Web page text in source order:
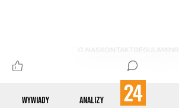
Wywiady Analizy
O NAS KONTAKTREGULAMIN
© 2012-2026